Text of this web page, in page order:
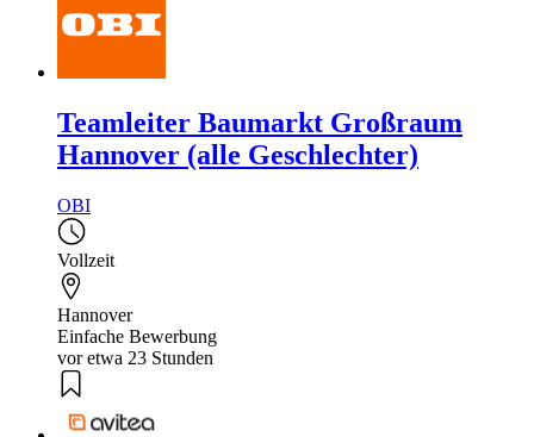
Teamleiter Baumarkt Großraum
Hannover (alle Geschlechter)
OBI
Vollzeit
Hannover
Einfache Bewerbung
vor etwa 23 Stunden